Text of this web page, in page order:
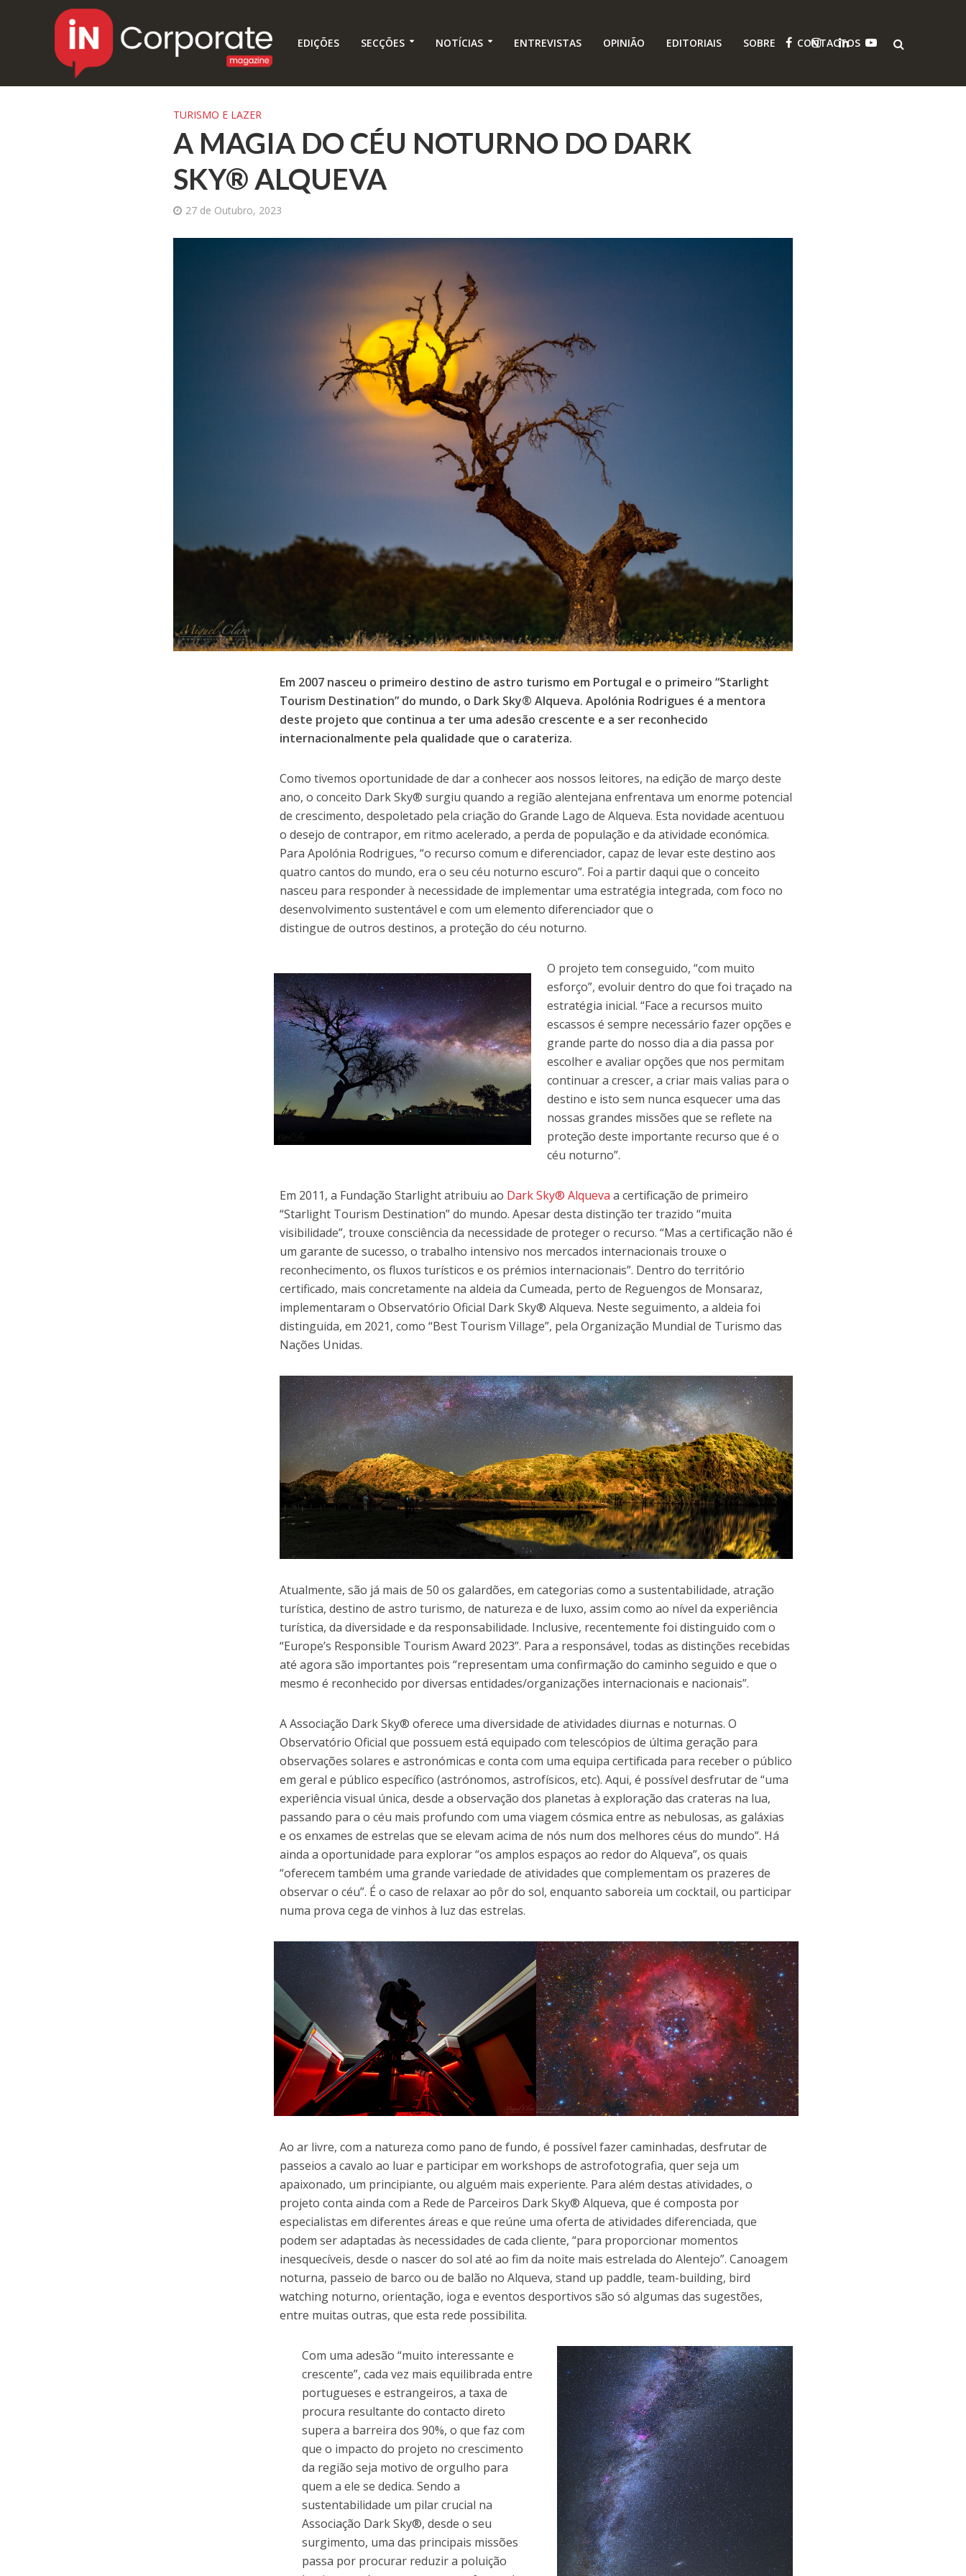
EDIÇÕES SECÇÕES NOTÍCIAS ENTREVISTAS OPINIÃO EDITORIAIS SOBRE CONTACTOS
TURISMO E LAZER
A MAGIA DO CÉU NOTURNO DO DARK
SKY® ALQUEVA
27 de Outubro, 2023
Em 2007 nasceu o primeiro destino de astro turismo em Portugal e o primeiro “Starlight
Tourism Destination” do mundo, o Dark Sky® Alqueva. Apolónia Rodrigues é a mentora
deste projeto que continua a ter uma adesão crescente e a ser reconhecido
internacionalmente pela qualidade que o carateriza.
Como tivemos oportunidade de dar a conhecer aos nossos leitores, na edição de março deste
ano, o conceito Dark Sky® surgiu quando a região alentejana enfrentava um enorme potencial
de crescimento, despoletado pela criação do Grande Lago de Alqueva. Esta novidade acentuou
o desejo de contrapor, em ritmo acelerado, a perda de população e da atividade económica.
Para Apolónia Rodrigues, “o recurso comum e diferenciador, capaz de levar este destino aos
quatro cantos do mundo, era o seu céu noturno escuro”. Foi a partir daqui que o conceito
nasceu para responder à necessidade de implementar uma estratégia integrada, com foco no
desenvolvimento sustentável e com um elemento diferenciador que o
distingue de outros destinos, a proteção do céu noturno.
O projeto tem conseguido, “com muito
esforço”, evoluir dentro do que foi traçado na
estratégia inicial. “Face a recursos muito
escassos é sempre necessário fazer opções e
grande parte do nosso dia a dia passa por
escolher e avaliar opções que nos permitam
continuar a crescer, a criar mais valias para o
destino e isto sem nunca esquecer uma das
nossas grandes missões que se reflete na
proteção deste importante recurso que é o
céu noturno”.
Em 2011, a Fundação Starlight atribuiu ao Dark Sky® Alqueva a certificação de primeiro
“Starlight Tourism Destination” do mundo. Apesar desta distinção ter trazido “muita
visibilidade”, trouxe consciência da necessidade de proteger o recurso. “Mas a certificação não é
um garante de sucesso, o trabalho intensivo nos mercados internacionais trouxe o
reconhecimento, os fluxos turísticos e os prémios internacionais”. Dentro do território
certificado, mais concretamente na aldeia da Cumeada, perto de Reguengos de Monsaraz,
implementaram o Observatório Oficial Dark Sky® Alqueva. Neste seguimento, a aldeia foi
distinguida, em 2021, como “Best Tourism Village”, pela Organização Mundial de Turismo das
Nações Unidas.
Atualmente, são já mais de 50 os galardões, em categorias como a sustentabilidade, atração
turística, destino de astro turismo, de natureza e de luxo, assim como ao nível da experiência
turística, da diversidade e da responsabilidade. Inclusive, recentemente foi distinguido com o
“Europe’s Responsible Tourism Award 2023”. Para a responsável, todas as distinções recebidas
até agora são importantes pois “representam uma confirmação do caminho seguido e que o
mesmo é reconhecido por diversas entidades/organizações internacionais e nacionais”.
A Associação Dark Sky® oferece uma diversidade de atividades diurnas e noturnas. O
Observatório Oficial que possuem está equipado com telescópios de última geração para
observações solares e astronómicas e conta com uma equipa certificada para receber o público
em geral e público específico (astrónomos, astrofísicos, etc). Aqui, é possível desfrutar de “uma
experiência visual única, desde a observação dos planetas à exploração das crateras na lua,
passando para o céu mais profundo com uma viagem cósmica entre as nebulosas, as galáxias
e os enxames de estrelas que se elevam acima de nós num dos melhores céus do mundo”. Há
ainda a oportunidade para explorar “os amplos espaços ao redor do Alqueva”, os quais
“oferecem também uma grande variedade de atividades que complementam os prazeres de
observar o céu”. É o caso de relaxar ao pôr do sol, enquanto saboreia um cocktail, ou participar
numa prova cega de vinhos à luz das estrelas.
Ao ar livre, com a natureza como pano de fundo, é possível fazer caminhadas, desfrutar de
passeios a cavalo ao luar e participar em workshops de astrofotografia, quer seja um
apaixonado, um principiante, ou alguém mais experiente. Para além destas atividades, o
projeto conta ainda com a Rede de Parceiros Dark Sky® Alqueva, que é composta por
especialistas em diferentes áreas e que reúne uma oferta de atividades diferenciada, que
podem ser adaptadas às necessidades de cada cliente, “para proporcionar momentos
inesquecíveis, desde o nascer do sol até ao fim da noite mais estrelada do Alentejo”. Canoagem
noturna, passeio de barco ou de balão no Alqueva, stand up paddle, team-building, bird
watching noturno, orientação, ioga e eventos desportivos são só algumas das sugestões,
entre muitas outras, que esta rede possibilita.
Com uma adesão “muito interessante e
crescente”, cada vez mais equilibrada entre
portugueses e estrangeiros, a taxa de
procura resultante do contacto direto
supera a barreira dos 90%, o que faz com
que o impacto do projeto no crescimento
da região seja motivo de orgulho para
quem a ele se dedica. Sendo a
sustentabilidade um pilar crucial na
Associação Dark Sky®, desde o seu
surgimento, uma das principais missões
passa por procurar reduzir a poluição